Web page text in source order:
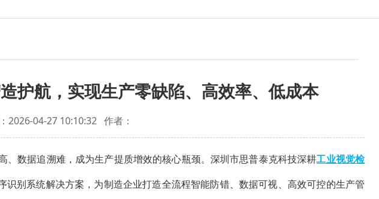
护航，实现生产零缺陷、高效率、低成本
2026-04-27 10:10:32 作者：
数据追溯难，成为生产提质增效的核心瓶颈。深圳市思普泰克科技深耕工业视觉检
识别系统解决方案，为制造企业打造全流程智能防错、数据可视、高效可控的生产管